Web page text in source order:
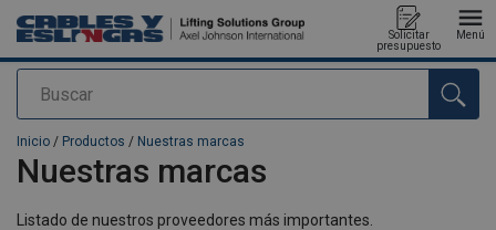
Buscar
Solicitar
presupuesto
Menú
Agregado a su presupuesto
Inicio / Productos / Nuestras marcas
Nuestras marcas
Listado de nuestros proveedores más importantes.